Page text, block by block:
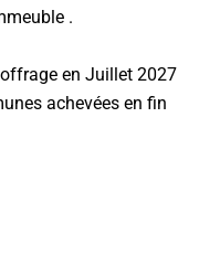
.
en Juillet 2027
achevées en fin